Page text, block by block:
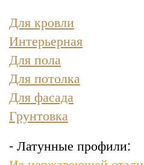
Для кровли
Интерьерная
Для пола
Для потолка
Для фасада
Грунтовка
- Латунные профили: